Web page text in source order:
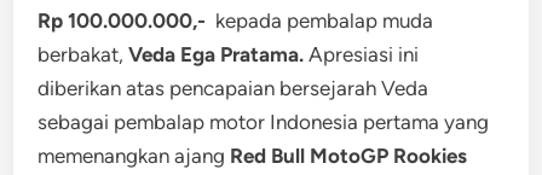
Rp 100.000.000,- kepada pembalap muda
berbakat,Veda Ega Pratama. Apresiasi ini
diberikan atas pencapaian bersejarah Veda
sebagai pembalap motor Indonesia pertama yang
memenangkan ajang Red Bull MotoGP Rookies